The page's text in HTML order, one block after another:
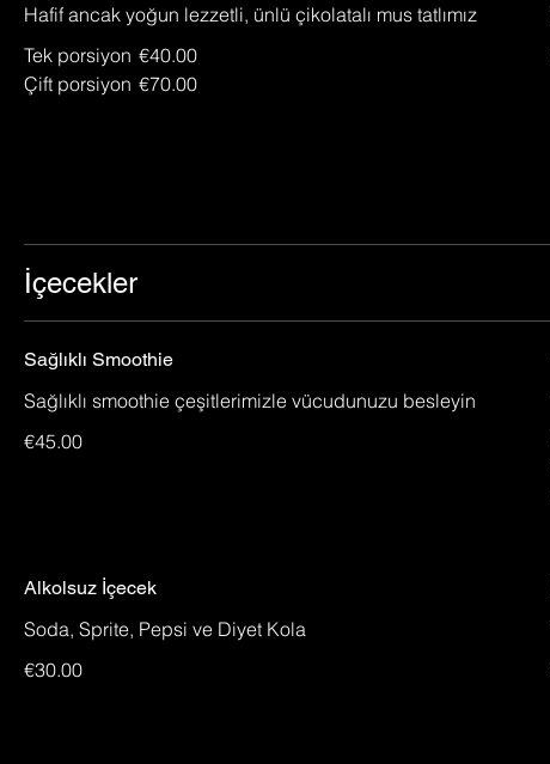
Hafif ancak yoğun lezzetli, ünlü çikolatalı mus tatlımız
Tek porsiyon €40.00
Çift porsiyon €70.00
İçecekler
Sağlıklı Smoothie
Sağlıklı smoothie çeşitlerimizle vücudunuzu besleyin
€45.00
Alkolsuz İçecek
Soda, Sprite, Pepsi ve Diyet Kola
€30.00